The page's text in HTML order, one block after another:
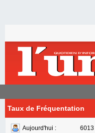
Taux de Fréquentation
Aujourd'hui :
6013